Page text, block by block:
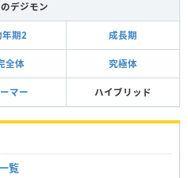
デジモン
年期2 成長期
全体 究極体
マー ハイブリッド
覧